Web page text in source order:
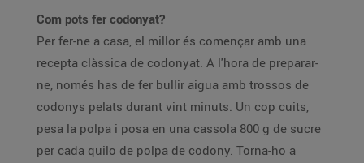
Com pots fer codonyat?
Per fer-ne a casa, el millor és començar amb una
recepta clàssica de codonyat. A l'hora de preparar-
ne, només has de fer bullir aigua amb trossos de
codonys pelats durant vint minuts. Un cop cuits,
pesa la polpa i posa en una cassola 800 g de sucre
per cada quilo de polpa de codony. Torna-ho a